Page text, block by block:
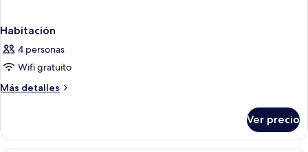
Habitación
4 personas
Wifi gratuito
Más detalles
Más
Ver precio